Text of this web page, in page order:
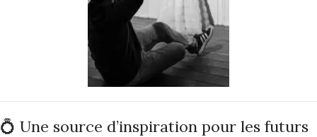
💍 Une source d’inspiration pour les futurs